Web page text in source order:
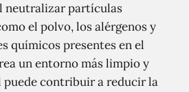
neutralizar partículas
el polvo, los alérgenos y
químicos presentes en el
un entorno más limpio y
puede contribuir a reducir la